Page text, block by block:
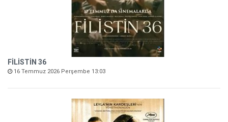
FİLİSTİN 36
16 Temmuz 2026 Perşembe 13:03